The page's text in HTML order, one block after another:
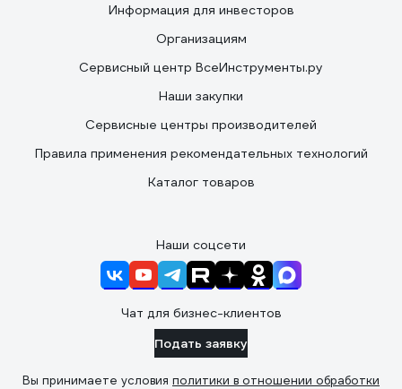
Информация для инвесторов
Организациям
Сервисный центр ВсеИнструменты.ру
Наши закупки
Сервисные центры производителей
Правила применения рекомендательных технологий
Каталог товаров
Наши соцсети
Чат для бизнес-клиентов
Подать заявку
Вы принимаете условия политики в отношении обработки